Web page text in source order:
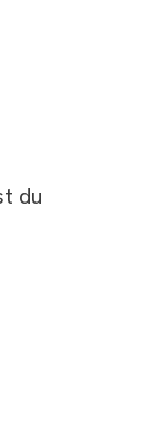
du